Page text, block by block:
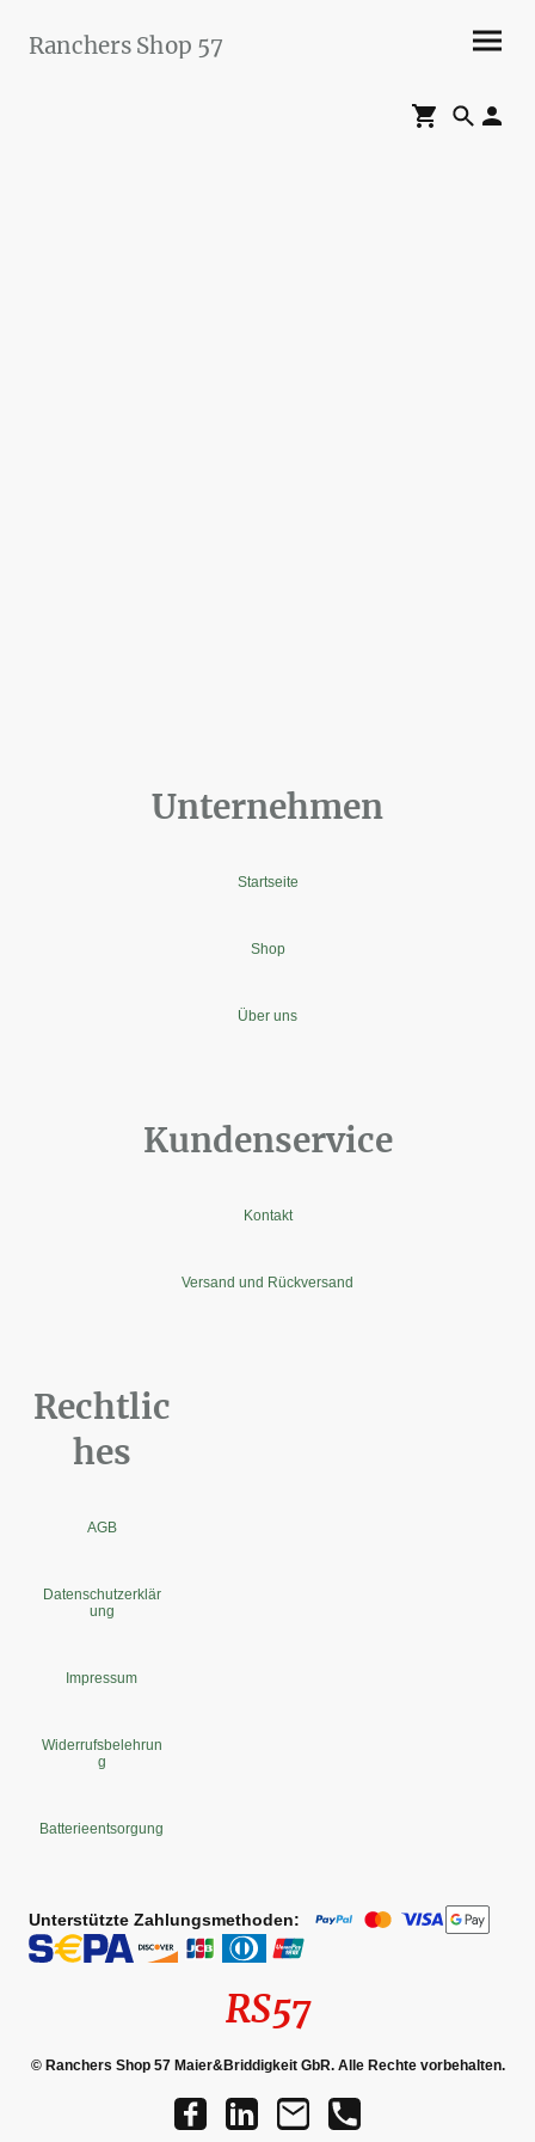
Ranchers Shop 57
Unternehmen
Startseite
Shop
Über uns
Kundenservice
Kontakt
Versand und Rückversand
Rechtlic
hes
AGB
Datenschutzerklär
ung
Impressum
Widerrufsbelehrun
g
Batterieentsorgung
Unterstützte Zahlungsmethoden:
RS57
© Ranchers Shop 57 Maier&Briddigkeit GbR. Alle Rechte vorbehalten.